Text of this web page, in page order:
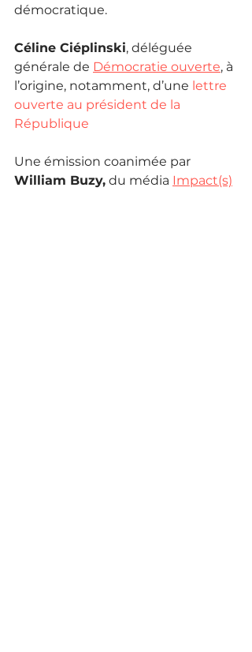
démocratique.
Céline Ciéplinski, déléguée
générale de Démocratie ouverte, à
l’origine, notamment, d’une lettre
ouverte au président de la
République
Une émission coanimée par
William Buzy, du média Impact(s)